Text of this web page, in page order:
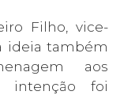
Filho, vice-
ideia também
aos
intenção foi